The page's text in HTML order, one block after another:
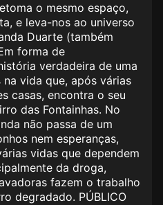
o mesmo espaço,
e leva-nos ao universo
Duarte (também
forma de
verdadeira de uma
vida que, após várias
casas, encontra o seu
das Fontainhas. No
não passa de um
nem esperanças,
vidas que dependem
da droga,
fazem o trabalho
degradado. PÚBLICO